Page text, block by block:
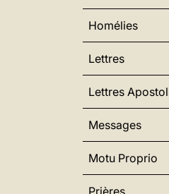
Homélies
Lettres
Lettres
Messages
Motu Proprio
Prières